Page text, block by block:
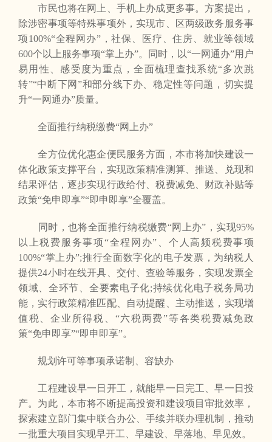
市民也将在网上、手机上办成更多事。方案提出，
除涉密事项等特殊事项外，实现市、区两级政务服务事
项100%“全程网办”，社保、医疗、住房、就业等领域
600个以上服务事项“掌上办”。同时，以“一网通办”用户
易用性、感受度为重点，全面梳理查找系统“多次跳
转”“中断下网”和部分线下办、稳定性等问题，切实提
升“一网通办”质量。
全面推行纳税缴费“网上办”
全方位优化惠企便民服务方面，本市将加快建设一
体化政策支撑平台，实现政策精准测算、推送、兑现和
结果评估，逐步实现行政给付、税费减免、财政补贴等
政策“免申即享”“即申即享”全覆盖。
同时，也将全面推行纳税缴费“网上办”，实现95%
以上税费服务事项“全程网办”、个人高频税费事项
100%“掌上办”;推行全面数字化的电子发票，为纳税人
提供24小时在线开具、交付、查验等服务，实现发票全
领域、全环节、全要素电子化;持续优化电子税务局功
能，实行政策精准匹配、自动提醒、主动推送，实现增
值税、企业所得税、“六税两费”等各类税费减免政
策“免申即享”“即申即享”。
规划许可等事项承诺制、容缺办
工程建设早一日开工，就能早一日完工、早一日投
产。为此，本市将不断提高投资和建设项目审批效率，
探索建立部门集中联合办公、手续并联办理机制，推动
一批重大项目实现早开工、早建设、早落地、早见效。